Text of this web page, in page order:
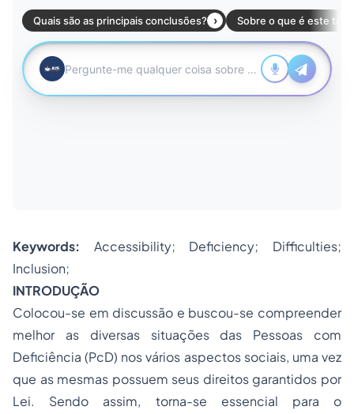
Keywords: Accessibility; Deficiency; Difficulties;
Inclusion;
INTRODUÇÃO
Colocou-se em discussão e buscou-se compreender
melhor as diversas situações das Pessoas com
Deficiência (PcD) nos vários aspectos sociais, uma vez
que as mesmas possuem seus direitos garantidos por
Lei. Sendo assim, torna-se essencial para o